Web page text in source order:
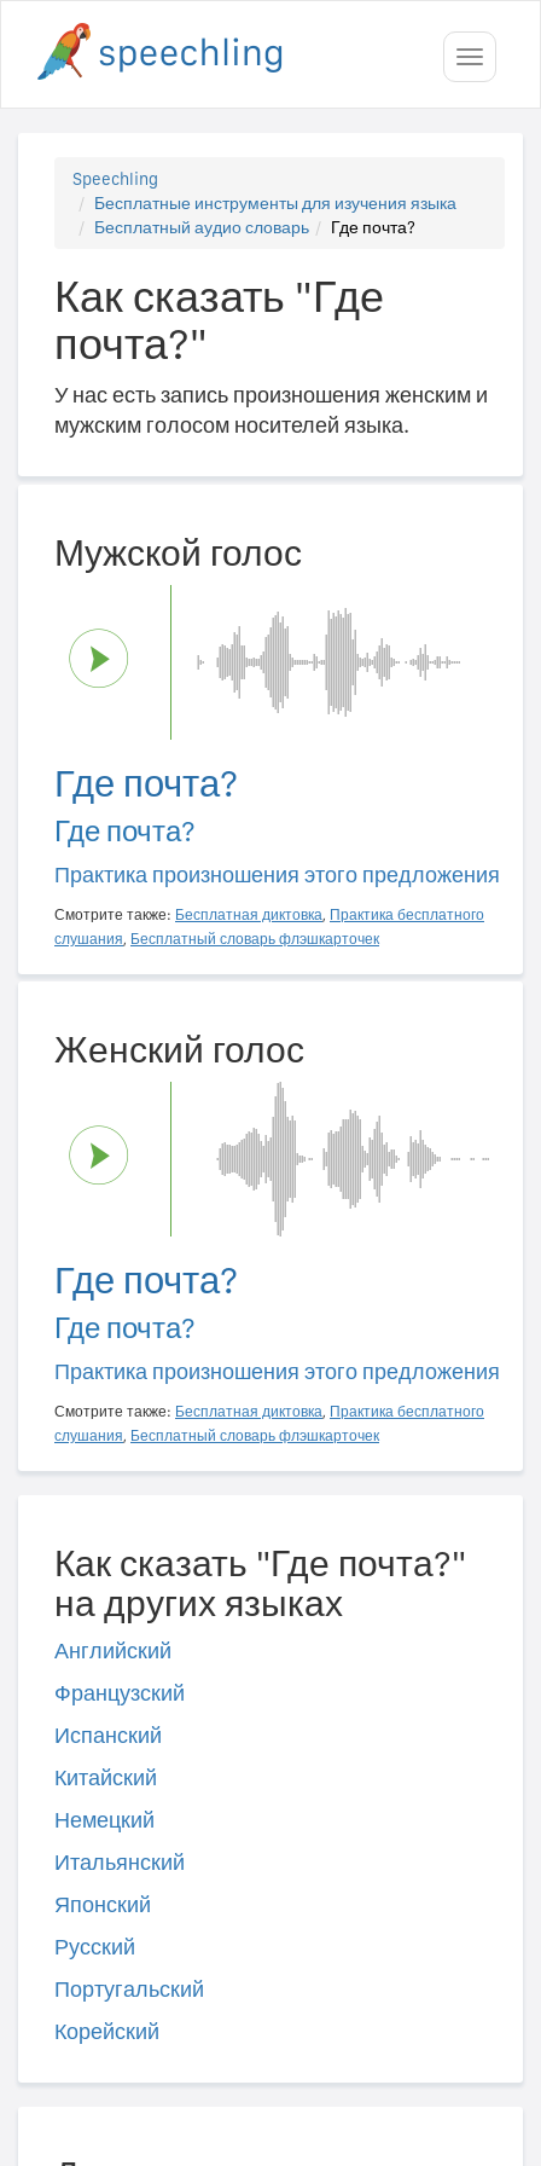
Toggle
Speechling
Бесплатные инструменты для изучения языка
Бесплатный аудио словарь
Где почта?
Как сказать "Где
почта?"
У нас есть запись произношения женским и
мужским голосом носителей языка.
Мужской голос
Где почта?
Где почта?
Практика произношения этого предложения
Смотрите также: Бесплатная диктовка, Практика бесплатного
слушания, Бесплатный словарь флэшкарточек
Женский голос
Где почта?
Где почта?
Практика произношения этого предложения
Смотрите также: Бесплатная диктовка, Практика бесплатного
слушания, Бесплатный словарь флэшкарточек
Как сказать "Где почта?"
на других языках
Английский
Французский
Испанский
Китайский
Немецкий
Итальянский
Японский
Русский
Португальский
Корейский